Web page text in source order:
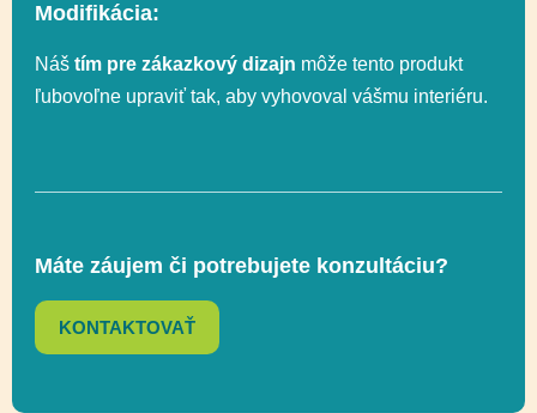
Lezenie, Otáčavé,
Posuvné,
Ďalšie informácie Recyklácia
Modifikácia:
Náš tím pre zákazkový dizajn môže tento produkt
ľubovoľne upraviť tak, aby vyhovoval vášmu interiéru.
Máte záujem či potrebujete konzultáciu?
KONTAKTOVAŤ